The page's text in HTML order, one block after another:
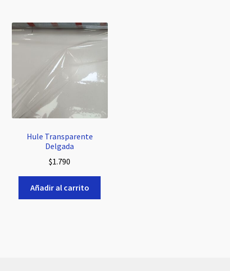
Hule Transparente
Delgada
$1.790
Añadir al carrito